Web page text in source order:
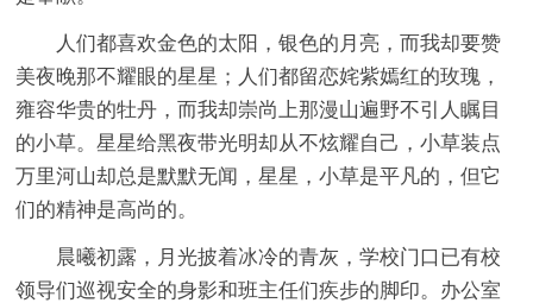
人们都喜欢金色的太阳，银色的月亮，而我却要赞
美夜晚那不耀眼的星星；人们都留恋姹紫嫣红的玫瑰，
雍容华贵的牡丹，而我却崇尚上那漫山遍野不引人瞩目
的小草。星星给黑夜带光明却从不炫耀自己，小草装点
万里河山却总是默默无闻，星星，小草是平凡的，但它
们的精神是高尚的。
晨曦初露，月光披着冰冷的青灰，学校门口已有校
领导们巡视安全的身影和班主任们疾步的脚印。办公室